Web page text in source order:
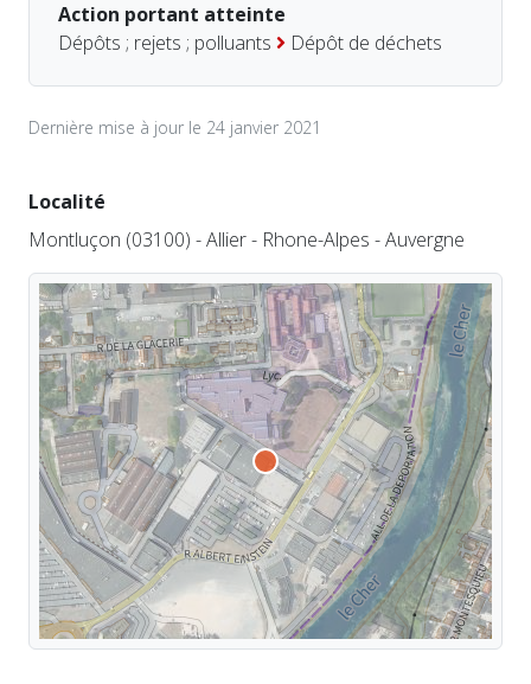
Action portant atteinte
Dépôts ; rejets ; polluants
Dépôt de déchets
Dernière mise à jour le 24 janvier 2021
Localité
Montluçon (03100) - Allier - Rhone-Alpes - Auvergne